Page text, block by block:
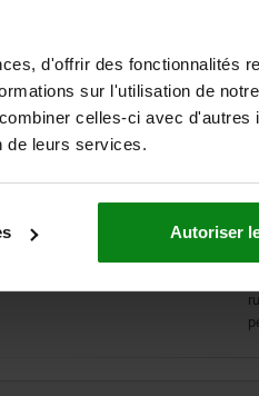
d'offrir des fonctionnalités
sur l'utilisation de
celles-ci avec d'autres
de leurs services.
Autoriser